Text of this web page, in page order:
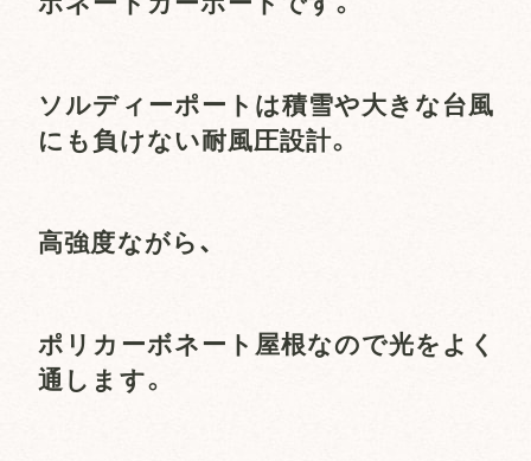
ソルディーポートは積雪や大きな台風
にも負けない耐風圧設計。
高強度ながら、
ポリカーボネート屋根なので光をよく
通します。